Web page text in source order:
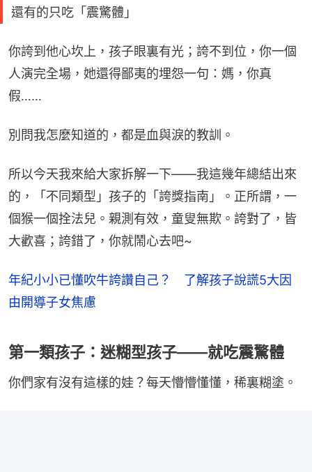
還有的只吃「震驚體」
你誇到他心坎上，孩子眼裏有光；誇不到位，你一個
人演完全場，她還得鄙夷的埋怨一句：媽，你真
假……
別問我怎麼知道的，都是血與淚的教訓。
所以今天我來給大家拆解一下——我這幾年總結出來
的，「不同類型」孩子的「誇獎指南」。正所謂，一
個猴一個拴法兒。親測有效，童叟無欺。誇對了，皆
大歡喜；誇錯了，你就鬧心去吧~
年紀小小已懂吹牛誇讚自己？ 了解孩子說謊5大因
由開導子女焦慮
第一類孩子：迷糊型孩子——就吃震驚體
你們家有沒有這樣的娃？每天懵懵懂懂，稀裏糊塗。